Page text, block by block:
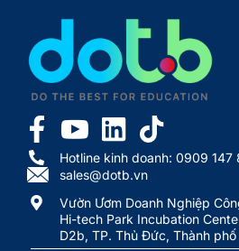
Hotline kinh doanh: 0909 147
sales@dotb.vn
Vườn Ươm Doanh Nghiệp
Hi-tech Park Incubation
D2b, TP. Thủ Đức, Thành phố